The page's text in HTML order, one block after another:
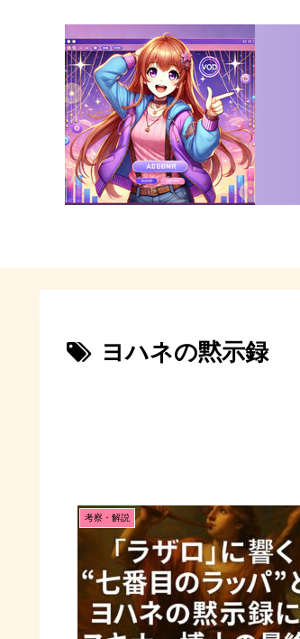
ヨハネの黙示録
考察・解説